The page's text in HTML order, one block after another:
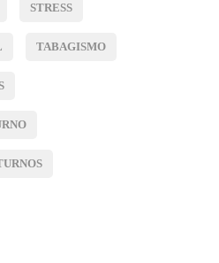
STRESS
TABAGISMO